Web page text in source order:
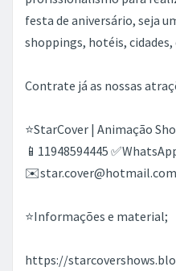
festa de aniversário, seja
shoppings, hotéis,
Contrate já as nossas
⭐️StarCover | Animação
📱11948594445
✉️star.cover@hotmail.com
⭐️Informações e material;
https://